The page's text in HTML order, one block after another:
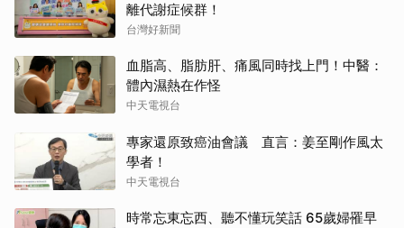
離代謝症候群！
台灣好新聞
血脂高、脂肪肝、痛風同時找上門！中醫：
體內濕熱在作怪
中天電視台
專家還原致癌油會議 直言：姜至剛作風太
學者！
中天電視台
時常忘東忘西、聽不懂玩笑話 65歲婦罹早